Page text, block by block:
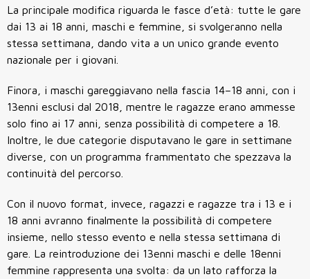
La principale modifica riguarda le fasce d’età: tutte le gare
dai 13 ai 18 anni, maschi e femmine, si svolgeranno nella
stessa settimana, dando vita a un unico grande evento
nazionale per i giovani.
Finora, i maschi gareggiavano nella fascia 14–18 anni, con i
13enni esclusi dal 2018, mentre le ragazze erano ammesse
solo fino ai 17 anni, senza possibilità di competere a 18.
Inoltre, le due categorie disputavano le gare in settimane
diverse, con un programma frammentato che spezzava la
continuità del percorso.
Con il nuovo format, invece, ragazzi e ragazze tra i 13 e i
18 anni avranno finalmente la possibilità di competere
insieme, nello stesso evento e nella stessa settimana di
gare. La reintroduzione dei 13enni maschi e delle 18enni
femmine rappresenta una svolta: da un lato rafforza la